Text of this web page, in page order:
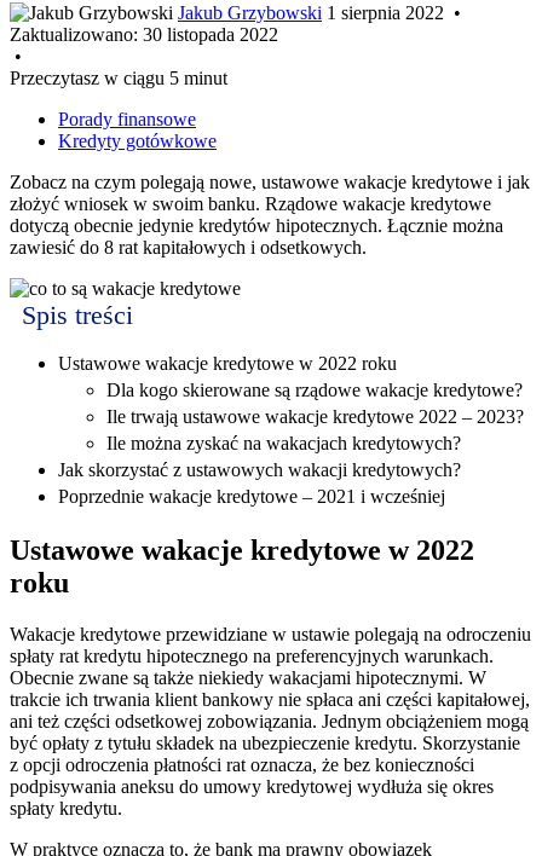
Jakub Grzybowski 1 sierpnia 2022 •
Zaktualizowano: 30 listopada 2022
•
Przeczytasz w ciągu 5 minut
Porady finansowe
Kredyty gotówkowe
Zobacz na czym polegają nowe, ustawowe wakacje kredytowe i jak
złożyć wniosek w swoim banku. Rządowe wakacje kredytowe
dotyczą obecnie jedynie kredytów hipotecznych. Łącznie można
zawiesić do 8 rat kapitałowych i odsetkowych.
Spis treści
Ustawowe wakacje kredytowe w 2022 roku
Dla kogo skierowane są rządowe wakacje kredytowe?
Ile trwają ustawowe wakacje kredytowe 2022 – 2023?
Ile można zyskać na wakacjach kredytowych?
Jak skorzystać z ustawowych wakacji kredytowych?
Poprzednie wakacje kredytowe – 2021 i wcześniej
Ustawowe wakacje kredytowe w 2022
roku
Wakacje kredytowe przewidziane w ustawie polegają na odroczeniu
spłaty rat kredytu hipotecznego na preferencyjnych warunkach.
Obecnie zwane są także niekiedy wakacjami hipotecznymi. W
trakcie ich trwania klient bankowy nie spłaca ani części kapitałowej,
ani też części odsetkowej zobowiązania. Jednym obciążeniem mogą
być opłaty z tytułu składek na ubezpieczenie kredytu. Skorzystanie
z opcji odroczenia płatności rat oznacza, że bez konieczności
podpisywania aneksu do umowy kredytowej wydłuża się okres
spłaty kredytu.
W praktyce oznacza to, że bank ma prawny obowiązek